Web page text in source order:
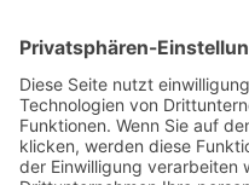
Wir wollen Ihr
sein, der sich auf die
zuverlässigste und